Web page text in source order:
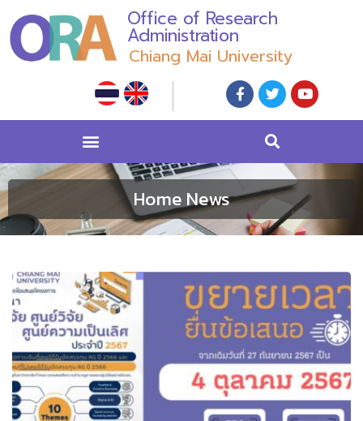
Office of Research
Administration
Chiang Mai University
Home News